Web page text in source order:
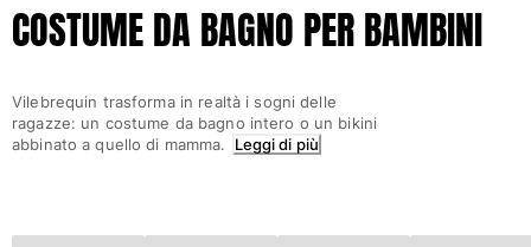
Classico
Ricamati Edizione Numerata
Cintura piatta
COSTUME DA BAGNO PER BAMBINI
Vilebrequin trasforma in realtà i sogni delle
ragazze: un costume da bagno intero o un bikini
abbinato a quello di mamma.
Leggi di più